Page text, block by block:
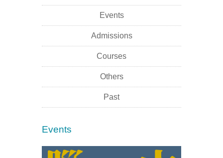
Events
Admissions
Courses
Others
Past
Events